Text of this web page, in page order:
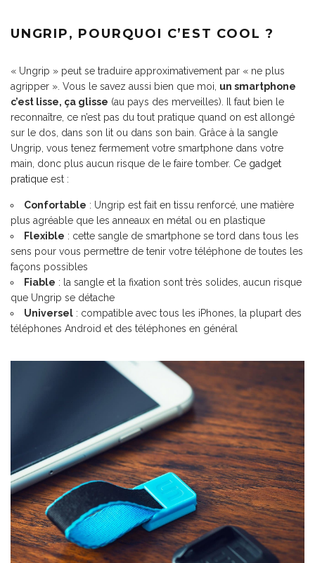
UNGRIP, POURQUOI C’EST COOL ?
« Ungrip » peut se traduire approximativement par « ne plus
agripper ». Vous le savez aussi bien que moi, un smartphone
c’est lisse, ça glisse (au pays des merveilles). Il faut bien le
reconnaître, ce n’est pas du tout pratique quand on est allongé
sur le dos, dans son lit ou dans son bain. Grâce à la sangle
Ungrip, vous tenez fermement votre smartphone dans votre
main, donc plus aucun risque de le faire tomber. Ce gadget
pratique est :
Confortable : Ungrip est fait en tissu renforcé, une matière
plus agréable que les anneaux en métal ou en plastique
Flexible : cette sangle de smartphone se tord dans tous les
sens pour vous permettre de tenir votre téléphone de toutes les
façons possibles
Fiable : la sangle et la fixation sont très solides, aucun risque
que Ungrip se détache
Universel : compatible avec tous les iPhones, la plupart des
téléphones Android et des téléphones en général